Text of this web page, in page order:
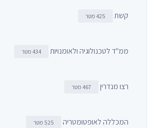
קשת 425 מטר
ממ"ד לטכנולוגיה ולאומנויות 434 מטר
רצו מנדרין 467 מטר
המכללה לאופטומטריה 525 מטר